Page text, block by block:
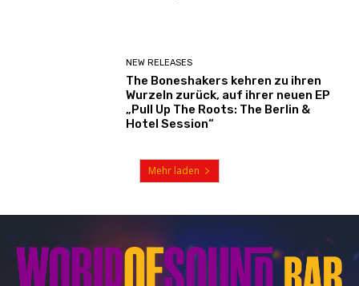
NEW RELEASES
The Boneshakers kehren zu ihren
Wurzeln zurück, auf ihrer neuen EP
„Pull Up The Roots: The Berlin &
Hotel Session“
Mehr laden